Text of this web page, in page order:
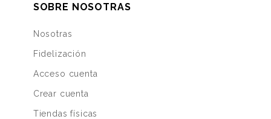
SOBRE NOSOTRAS
Nosotras
Fidelización
Acceso cuenta
Crear cuenta
Tiendas físicas